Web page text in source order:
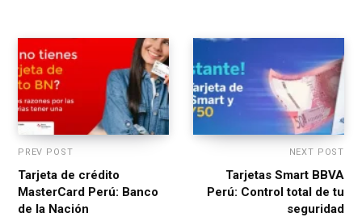
PREV POST
Tarjeta de crédito
MasterCard Perú: Banco
de la Nación
NEXT POST
Tarjetas Smart BBVA
Perú: Control total de tu
seguridad